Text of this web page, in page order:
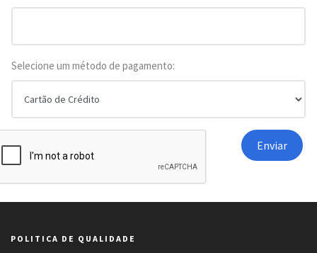
Selecione um método de pagamento:
POLITICA DE QUALIDADE